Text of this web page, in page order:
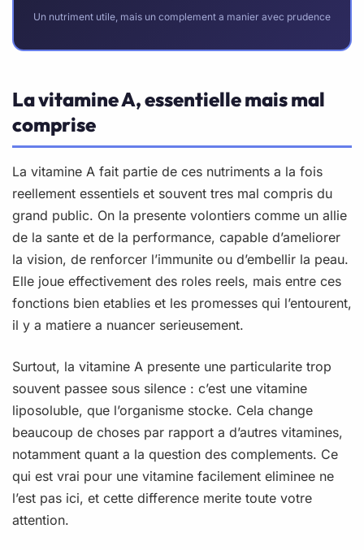
Un nutriment utile, mais un complement a manier avec prudence
La vitamine A, essentielle mais mal
comprise
La vitamine A fait partie de ces nutriments a la fois
reellement essentiels et souvent tres mal compris du
grand public. On la presente volontiers comme un allie
de la sante et de la performance, capable d’ameliorer
la vision, de renforcer l’immunite ou d’embellir la peau.
Elle joue effectivement des roles reels, mais entre ces
fonctions bien etablies et les promesses qui l’entourent,
il y a matiere a nuancer serieusement.
Surtout, la vitamine A presente une particularite trop
souvent passee sous silence : c’est une vitamine
liposoluble, que l’organisme stocke. Cela change
beaucoup de choses par rapport a d’autres vitamines,
notamment quant a la question des complements. Ce
qui est vrai pour une vitamine facilement eliminee ne
l’est pas ici, et cette difference merite toute votre
attention.